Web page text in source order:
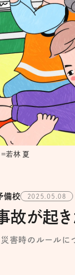
若林 夏
備校 2025.05.08
故が起き
害時のルールに